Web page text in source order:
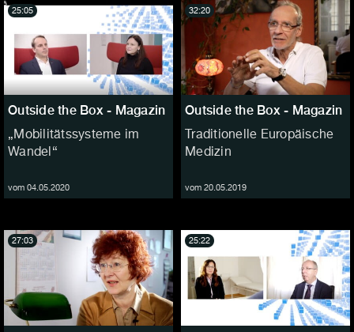
Outside the Box - Magazin
„Mobilitätssysteme im
Wandel“
vom 04.05.2020
25:05
Outside the Box - Magazin
Traditionelle Europäische
Medizin
vom 20.05.2019
32:20
27:03 25:22